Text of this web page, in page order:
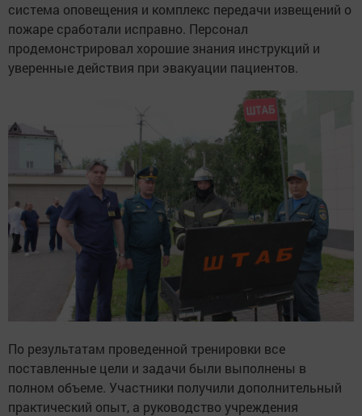
система оповещения и комплекс передачи извещений о
пожаре сработали исправно. Персонал
продемонстрировал хорошие знания инструкций и
уверенные действия при эвакуации пациентов.
По результатам проведенной тренировки все
поставленные цели и задачи были выполнены в
полном объеме. Участники получили дополнительный
практический опыт, а руководство учреждения